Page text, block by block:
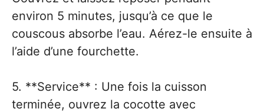
environ 5 minutes, jusqu’à ce que le
couscous absorbe l’eau. Aérez-le ensuite à
l’aide d’une fourchette.
5. **Service** : Une fois la cuisson
terminée, ouvrez la cocotte avec